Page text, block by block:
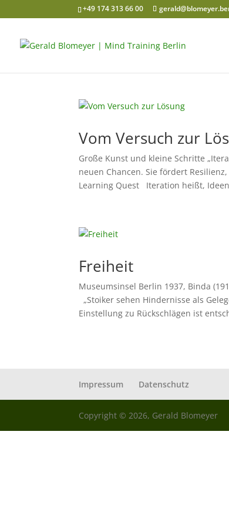
+49 174 313 66 00
Vom Versuch zur
Große Kunst und kleine Schritte
neuen Chancen. Sie fördert
Learning Quest Iteration heißt,
Freiheit
Museumsinsel Berlin 1937, Binda
„Stoiker sehen Hindernisse als
Einstellung zu Rückschlägen ist
Impressum Datenschutz
Copyright © 2026, Gerald Blomeyer